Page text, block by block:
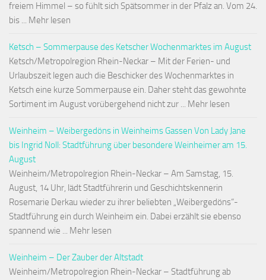
freiem Himmel – so fühlt sich Spätsommer in der Pfalz an. Vom 24.
bis ... Mehr lesen
Ketsch – Sommerpause des Ketscher Wochenmarktes im August
Ketsch/Metropolregion Rhein-Neckar – Mit der Ferien- und
Urlaubszeit legen auch die Beschicker des Wochenmarktes in
Ketsch eine kurze Sommerpause ein. Daher steht das gewohnte
Sortiment im August vorübergehend nicht zur ... Mehr lesen
Weinheim – Weibergedöns in Weinheims Gassen Von Lady Jane
bis Ingrid Noll: Stadtführung über besondere Weinheimer am 15.
August
Weinheim/Metropolregion Rhein-Neckar – Am Samstag, 15.
August, 14 Uhr, lädt Stadtführerin und Geschichtskennerin
Rosemarie Derkau wieder zu ihrer beliebten „Weibergedöns“-
Stadtführung ein durch Weinheim ein. Dabei erzählt sie ebenso
spannend wie ... Mehr lesen
Weinheim – Der Zauber der Altstadt
Weinheim/Metropolregion Rhein-Neckar – Stadtführung ab